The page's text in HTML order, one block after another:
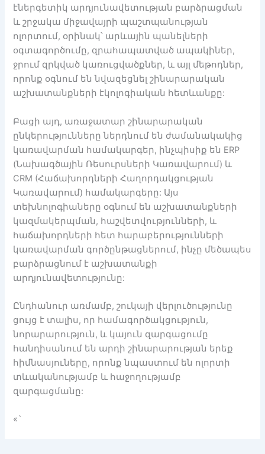
էներգետիկ արդյունավետության բարձրացման
և շրջակա միջավայրի պաշտպանության
ոլորտում, օրինակ՝ արևային պանելների
օգտագործումը, զրահապատված ապակիներ,
ջրում զրկված կառուցվածքներ, և այլ մեթոդներ,
որոնք օգնում են նվազեցնել շինարարական
աշխատանքների էկոլոգիական հետևանքը:
Բացի այդ, առաջատար շինարարական
ընկերությունները ներդնում են ժամանակակից
կառավարման համակարգեր, ինչպիսիք են ERP
(Նախագծային Ռեսուրսների Կառավարում) և
CRM (Հաճախորդների Հաղորդակցության
Կառավարում) համակարգերը: Այս
տեխնոլոգիաները օգնում են աշխատանքների
կազմակերպման, հաշվետվությունների, և
հաճախորդների հետ հարաբերությունների
կառավարման գործընթացներում, ինչը մեծապես
բարձրացնում է աշխատանքի
արդյունավետությունը:
Ընդհանուր առմամբ, շուկայի վերլուծությունը
ցույց է տալիս, որ համագործակցություն,
նորարարություն, և կայուն զարգացումը
հանդիսանում են արդի շինարարության երեք
հիմնասյուները, որոնք նպաստում են ոլորտի
տևականությամբ և հաջողությամբ
զարգացմանը:
«`